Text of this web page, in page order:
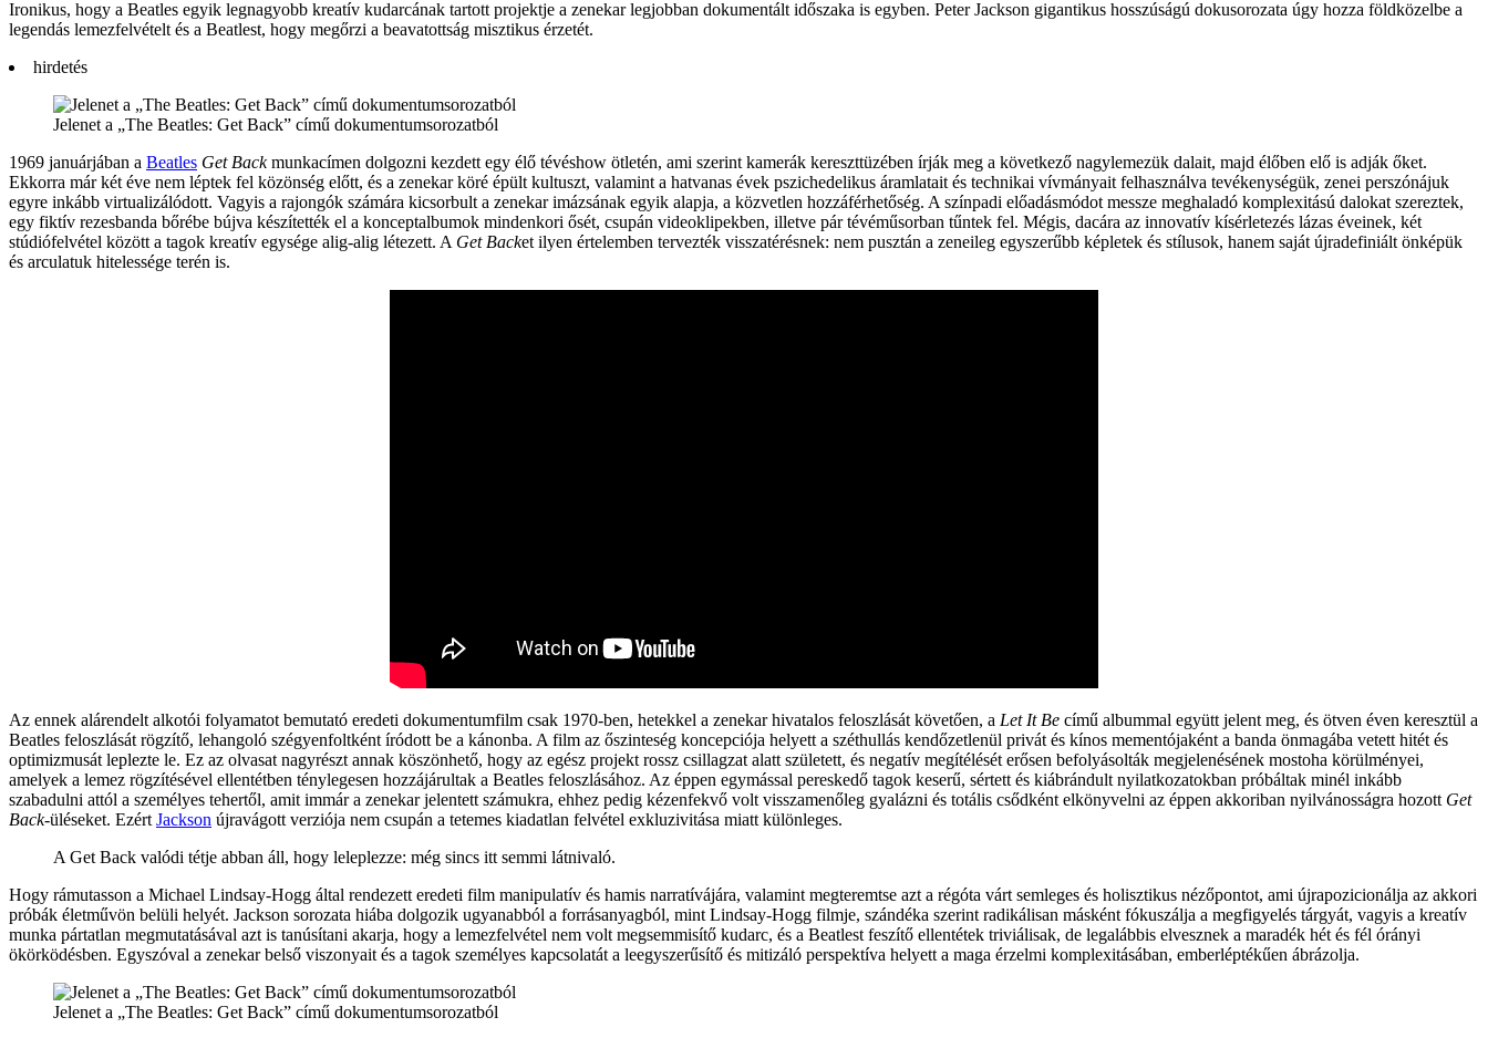
Ironikus, hogy a Beatles egyik legnagyobb kreatív kudarcának tartott projektje a zenekar legjobban dokumentált időszaka is egyben. Peter Jackson gigantikus hosszúságú dokusorozata úgy hozza földközelbe a
legendás lemezfelvételt és a Beatlest, hogy megőrzi a beavatottság misztikus érzetét.
hirdetés
Jelenet a „The Beatles: Get Back” című dokumentumsorozatból
1969 januárjában a Beatles Get Backmunkacímen dolgozni kezdett egy élő tévéshow ötletén, ami szerint kamerák kereszttüzében írják meg a következő nagylemezük dalait, majd élőben elő is adják őket.
Ekkorra már két éve nem léptek fel közönség előtt, és a zenekar köré épült kultuszt, valamint a hatvanas évek pszichedelikus áramlatait és technikai vívmányait felhasználva tevékenységük, zenei perszónájuk
egyre inkább virtualizálódott. Vagyis a rajongók számára kicsorbult a zenekar imázsának egyik alapja, a közvetlen hozzáférhetőség. A színpadi előadásmódot messze meghaladó komplexitású dalokat szereztek,
egy fiktív rezesbanda bőrébe bújva készítették el a konceptalbumok mindenkori ősét, csupán videoklipekben, illetve pár tévéműsorban tűntek fel. Mégis, dacára az innovatív kísérletezés lázas éveinek, két
stúdiófelvétel között a tagok kreatív egysége alig-alig létezett. A Get Backet ilyen értelemben tervezték visszatérésnek: nem pusztán a zeneileg egyszerűbb képletek és stílusok, hanem saját újradefiniált önképük
és arculatuk hitelessége terén is.
Az ennek alárendelt alkotói folyamatot bemutató eredeti dokumentumfilm csak 1970-ben, hetekkel a zenekar hivatalos feloszlását követően, a Let It Be című albummal együtt jelent meg, és ötven éven keresztül a
Beatles feloszlását rögzítő, lehangoló szégyenfoltként íródott be a kánonba. A film az őszinteség koncepciója helyett a széthullás kendőzetlenül privát és kínos mementójaként a banda önmagába vetett hitét és
optimizmusát leplezte le. Ez az olvasat nagyrészt annak köszönhető, hogy az egész projekt rossz csillagzat alatt született, és negatív megítélését erősen befolyásolták megjelenésének mostoha körülményei,
amelyek a lemez rögzítésével ellentétben ténylegesen hozzájárultak a Beatles feloszlásához. Az éppen egymással pereskedő tagok keserű, sértett és kiábrándult nyilatkozatokban próbáltak minél inkább
szabadulni attól a személyes tehertől, amit immár a zenekar jelentett számukra, ehhez pedig kézenfekvő volt visszamenőleg gyalázni és totális csődként elkönyvelni az éppen akkoriban nyilvánosságra hozott Get
Back-üléseket. Ezért Jackson újravágott verziója nem csupán a tetemes kiadatlan felvétel exkluzivitása miatt különleges.
A Get Back valódi tétje abban áll, hogy leleplezze: még sincs itt semmi látnivaló.
Hogy rámutasson a Michael Lindsay-Hogg által rendezett eredeti film manipulatív és hamis narratívájára, valamint megteremtse azt a régóta várt semleges és holisztikus nézőpontot, ami újrapozicionálja az akkori
próbák életművön belüli helyét. Jackson sorozata hiába dolgozik ugyanabból a forrásanyagból, mint Lindsay-Hogg filmje, szándéka szerint radikálisan másként fókuszálja a megfigyelés tárgyát, vagyis a kreatív
munka pártatlan megmutatásával azt is tanúsítani akarja, hogy a lemezfelvétel nem volt megsemmisítő kudarc, és a Beatlest feszítő ellentétek triviálisak, de legalábbis elvesznek a maradék hét és fél órányi
ökörködésben. Egyszóval a zenekar belső viszonyait és a tagok személyes kapcsolatát a leegyszerűsítő és mitizáló perspektíva helyett a maga érzelmi komplexitásában, emberléptékűen ábrázolja.
Jelenet a „The Beatles: Get Back” című dokumentumsorozatból